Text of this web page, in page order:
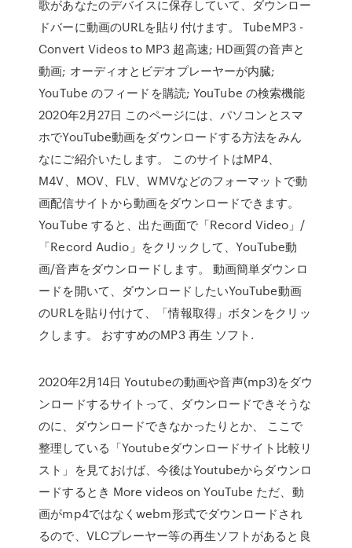
歌があなたのデバイスに保存していて、ダウンロー
ドバーに動画のURLを貼り付けます。 TubeMP3 -
Convert Videos to MP3 超高速; HD画質の音声と
動画; オーディオとビデオプレーヤーが内臓;
YouTube のフィードを購読; YouTube の検索機能
2020年2月27日 このページには、パソコンとスマ
ホでYouTube動画をダウンロードする方法をみん
なにご紹介いたします。 このサイトはMP4、
M4V、MOV、FLV、WMVなどのフォーマットで動
画配信サイトから動画をダウンロードできます。
YouTube すると、出た画面で「Record Video」/
「Record Audio」をクリックして、YouTube動
画/音声をダウンロードします。 動画簡単ダウンロ
ードを開いて、ダウンロードしたいYouTube動画
のURLを貼り付けて、「情報取得」ボタンをクリッ
クします。 おすすめのMP3 再生 ソフト.
2020年2月14日 Youtubeの動画や音声(mp3)をダウ
ンロードするサイトって、ダウンロードできそうな
のに、ダウンロードできなかったりとか、 ここで
整理している「Youtubeダウンロードサイト比較リ
スト」を見ておけば、今後はYoutubeからダウンロ
ードするとき More videos on YouTube ただ、動
画がmp4ではなくwebm形式でダウンロードされ
るので、VLCプレーヤー等の再生ソフトがあると良